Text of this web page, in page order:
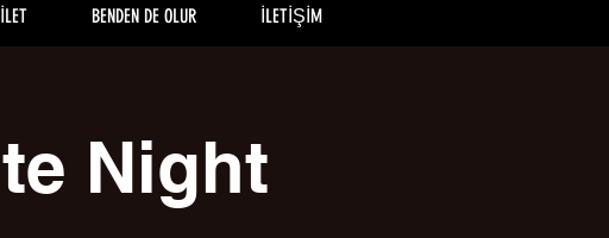
BENDEN DE OLUR İLETİŞİM
Night